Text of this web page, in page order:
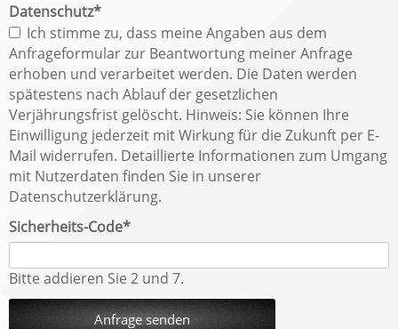
Pflichtfeld
Datenschutz*
Ich stimme zu, dass meine Angaben aus dem
Anfrageformular zur Beantwortung meiner Anfrage
erhoben und verarbeitet werden. Die Daten werden
spätestens nach Ablauf der gesetzlichen
Verjährungsfrist gelöscht. Hinweis: Sie können Ihre
Einwilligung jederzeit mit Wirkung für die Zukunft per E-
Mail widerrufen. Detaillierte Informationen zum Umgang
mit Nutzerdaten finden Sie in unserer
Datenschutzerklärung.
Pflichtfeld
Sicherheits-Code*
Bitte addieren Sie 2 und 7.
Anfrage senden